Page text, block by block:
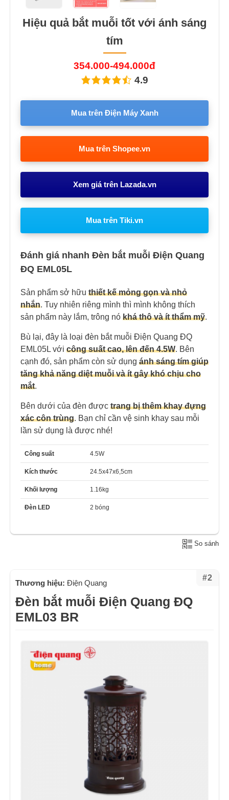
Hiệu quả bắt muỗi tốt với ánh sáng
tím
354.000-494.000đ
4.9
Mua trên Điện Máy Xanh
Mua trên Shopee.vn
Xem giá trên Lazada.vn
Mua trên Tiki.vn
Đánh giá nhanh Đèn bắt muỗi Điện Quang
ĐQ EML05L
Sản phẩm sở hữu thiết kế mỏng gọn và nhỏ
nhắn. Tuy nhiên riêng mình thì mình không thích
sản phẩm này lắm, trông nó khá thô và ít thẩm mỹ.
Bù lại, đây là loại đèn bắt muỗi Điện Quang ĐQ
EML05L với công suất cao, lên đến 4.5W. Bên
cạnh đó, sản phẩm còn sử dụng ánh sáng tím giúp
tăng khả năng diệt muỗi và ít gây khó chịu cho
mắt.
Bên dưới của đèn được trang bị thêm khay đựng
xác côn trùng. Bạn chỉ cần vệ sinh khay sau mỗi
lần sử dụng là được nhé!
Công suất 4.5W
Kích thước 24.5x47x6,5cm
Khối lượng 1.16kg
Đèn LED 2 bóng
So sánh
#2
Thương hiệu: Điện Quang
Đèn bắt muỗi Điện Quang ĐQ
EML03 BR